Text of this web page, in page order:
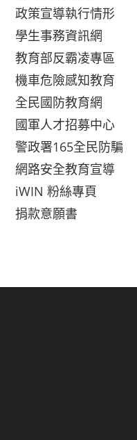
政策宣導執行情形
學生事務資訊網
教育部反霸凌專區
機車危險感知教育
全民國防教育網
國軍人才招募中心
警政署165全民防騙
網路安全教育宣導
iWIN 粉絲專頁
捐款意願書